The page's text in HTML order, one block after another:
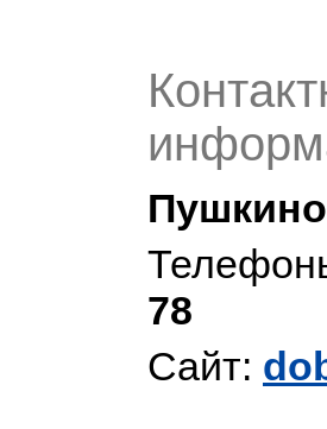
78
Сайт: